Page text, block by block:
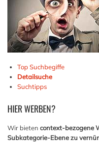
Top Suchbegiffe
Detailsuche
Suchtipps
HIERWERBEN?
Wir bieten context-bezogene
Subkategorie-Ebene zu